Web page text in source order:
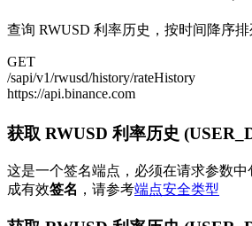
查询 RWUSD 利率历史，按时间降序排
GET
/sapi/v1/rwusd/history/rateHistory
https://api.binance.com
获取 RWUSD 利率历史
这是一个签名端点，必须在请求参数中
成有效签名 ，请参考端点安全类型